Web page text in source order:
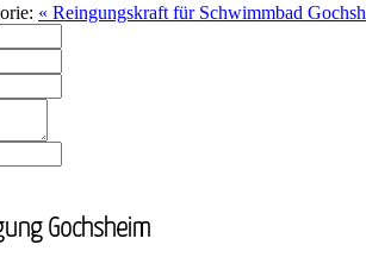
« Reingungskraft für Schwimmbad
Gochsheim